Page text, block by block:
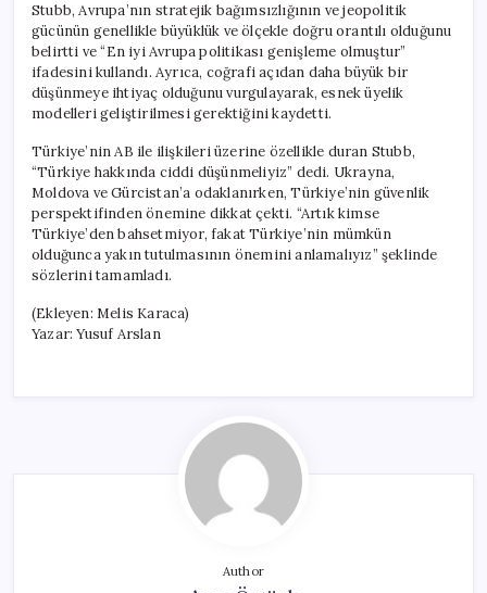
Stubb, Avrupa’nın stratejik bağımsızlığının ve jeopolitik
gücünün genellikle büyüklük ve ölçekle doğru orantılı olduğunu
belirtti ve “En iyi Avrupa politikası genişleme olmuştur”
ifadesini kullandı. Ayrıca, coğrafi açıdan daha büyük bir
düşünmeye ihtiyaç olduğunu vurgulayarak, esnek üyelik
modelleri geliştirilmesi gerektiğini kaydetti.
Türkiye’nin AB ile ilişkileri üzerine özellikle duran Stubb,
“Türkiye hakkında ciddi düşünmeliyiz” dedi. Ukrayna,
Moldova ve Gürcistan’a odaklanırken, Türkiye’nin güvenlik
perspektifinden önemine dikkat çekti. “Artık kimse
Türkiye’den bahsetmiyor, fakat Türkiye’nin mümkün
olduğunca yakın tutulmasının önemini anlamalıyız” şeklinde
sözlerini tamamladı.
(Ekleyen: Melis Karaca)
Yazar: Yusuf Arslan
Author